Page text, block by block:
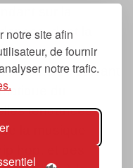
notre site afin
de fournir
notre trafic.
sur la
dont la
», « suivant
du
tendances
la musique
hop, et des